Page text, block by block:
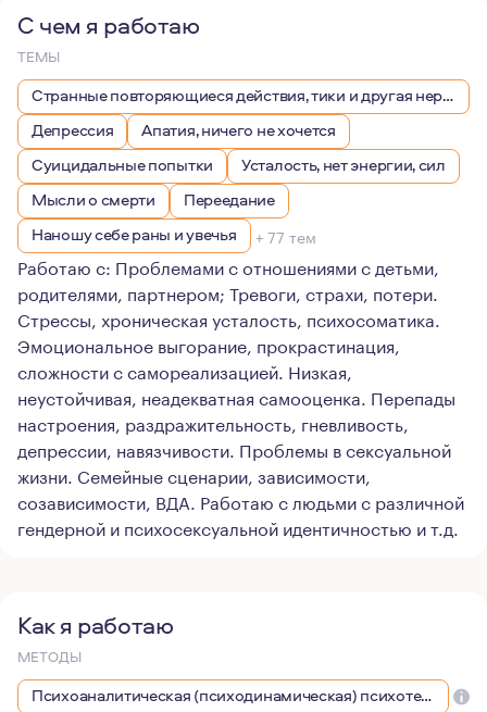
С чем я работаю
ТЕМЫ
Странные повторяющиеся действия, тики и другая нервная симптоматика
Депрессия
Апатия, ничего не хочется
Суицидальные попытки
Усталость, нет энергии, сил
Мысли о смерти
Переедание
Наношу себе раны и увечья
+ 77 тем
Работаю с: Проблемами с отношениями с детьми,
родителями, партнером; Тревоги, страхи, потери.
Стрессы, хроническая усталость, психосоматика.
Эмоциональное выгорание, прокрастинация,
сложности с самореализацией. Низкая,
неустойчивая, неадекватная самооценка. Перепады
настроения, раздражительность, гневливость,
депрессии, навязчивости. Проблемы в сексуальной
жизни. Семейные сценарии, зависимости,
созависимости, ВДА. Работаю с людьми с различной
гендерной и психосексуальной идентичностью и т.д.
Как я работаю
МЕТОДЫ
Психоаналитическая (психодинамическая) психотерапия